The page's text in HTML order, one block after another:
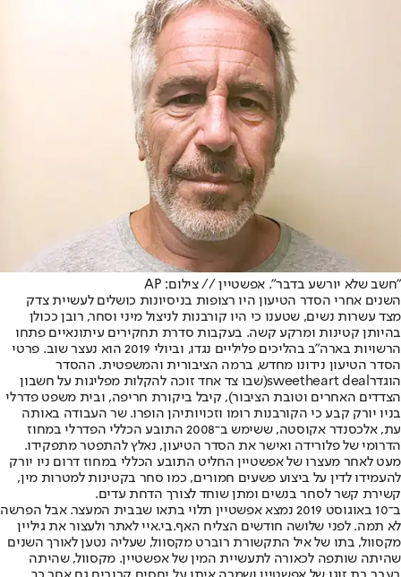
"חשב שלא יורשע בדבר". אפשטיין // צילום: AP
השנים אחרי הסדר הטיעון היו רצופות בניסיונות כושלים לעשיית צדק
מצד עשרות נשים, שטענו כי היו קורבנות לניצול מיני וסחר, רובן ככולן
בהיותן קטינות ומרקע קשה. בעקבות סדרת תחקירים עיתונאיים פתחו
הרשויות בארה"ב בהליכים פליליים נגדו, וביולי 2019 הוא נעצר שוב. פרטי
הסדר הטיעון נידונו מחדש, ברמה הציבורית והמשפטית. ההסדר
הוגדרsweetheart deal(שבו צד אחד זוכה להקלות מפליגות על חשבון
הצדדים האחרים וטובת הציבור), קיבל ביקורת חריפה, ובית משפט פדרלי
בניו יורק קבע כי הקורבנות רומו וזכויותיהן הופרו. שר העבודה באותה
עת, אלכסנדר אקוסטה, ששימש ב־2008 התובע הכללי הפדרלי במחוז
הדרומי של פלורידה ואישר את הסדר הטיעון, נאלץ להתפטר מתפקידו.
מעט לאחר מעצרו של אפשטיין החליט התובע הכללי במחוז דרום ניו יורק
להעמידו לדין על ביצוע פשעים חמורים, כמו סחר בקטינות למטרות מין,
קשירת קשר לסחר בנשים ומתן שוחד לצורך הדחת עדים.
ב־10 באוגוסט 2019 נמצא אפשטיין תלוי בתאו שבבית המעצר. אבל הפרשה
לא תמה. לפני שלושה חודשים הצליח האף.בי.איי לאתר ולעצור את גיליין
מקסוול, בתו של איל התקשורת רוברט מקסוול, שעליה נטען לאורך השנים
שהיתה שותפה לכאורה לתעשיית המין של אפשטיין. מקסוול, שהיתה